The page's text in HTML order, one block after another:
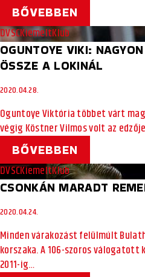
BŐVEBBEN
DVSCKiemeltKlub
OGUNTOYE VIKI:
ÖSSZE A LOKINÁL
2020.04.28.
Oguntoye Viktória többet várt
végig Köstner Vilmos volt az
BŐVEBBEN
DVSCKiemeltKlub
CSONKÁN MARADT
2020.04.24.
Minden várakozást felülmúlt
korszaka. A 106-szoros válogatott
2011-ig…